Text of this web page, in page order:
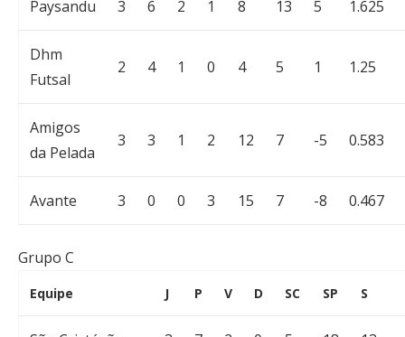
Paysandu 3 6 2 1 8 13 5 1.625
Dhm
Futsal
2 4 1 0 4 5 1 1.25
Amigos
da Pelada
3 3 1 2 12 7 -5 0.583
Avante 3 0 0 3 15 7 -8 0.467
Grupo C
Equipe J P V D SC SP S